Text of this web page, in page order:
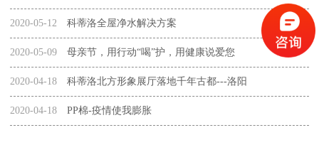
钱
2020-05-12 科蒂洛全屋净水解决方案
2020-05-09 母亲节，用行动“喝”护，用健康说爱您
2020-04-18 科蒂洛北方形象展厅落地千年古都---洛阳
2020-04-18 PP棉-疫情使我膨胀